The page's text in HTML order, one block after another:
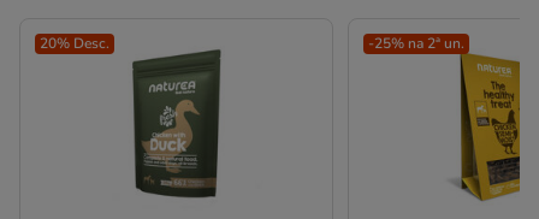
20% Desc. -25% na 2ª un.